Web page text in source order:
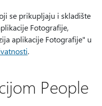
se prikupljaju i skladište
Fotografije,
aplikacije Fotografije" u
.
People